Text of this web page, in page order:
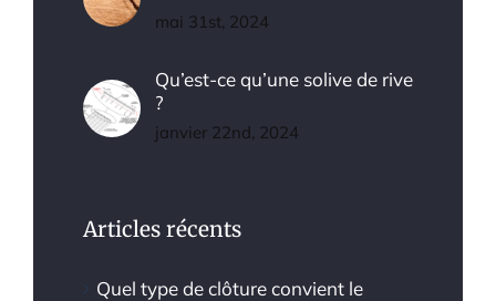
mai 31st, 2024
Qu’est-ce qu’une solive de rive
?
janvier 22nd, 2024
Articles récents
Quel type de clôture convient le